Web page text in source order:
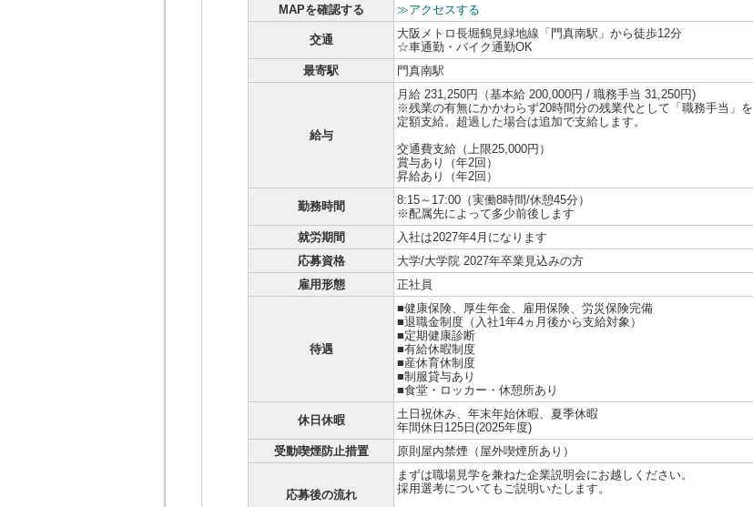
MAPを確認する
≫アクセスする
交通
大阪メトロ長堀鶴見緑地線「門真南駅」から徒歩12分
☆車通勤・バイク通勤OK
最寄駅
門真南駅
給与
月給 231,250円（基本給 200,000円 / 職務手当 31,250円)
※残業の有無にかかわらず20時間分の残業代として「職務手当」を
定額支給。超過した場合は追加で支給します。
交通費支給（上限25,000円）
賞与あり（年2回）
昇給あり（年2回）
勤務時間
8:15～17:00（実働8時間/休憩45分）
※配属先によって多少前後します
就労期間
入社は2027年4月になります
応募資格
大学/大学院 2027年卒業見込みの方
雇用形態
正社員
待遇
■健康保険、厚生年金、雇用保険、労災保険完備
■退職金制度（入社1年4ヵ月後から支給対象）
■定期健康診断
■有給休暇制度
■産休育休制度
■制服貸与あり
■食堂・ロッカー・休憩所あり
休日休暇
土日祝休み、年末年始休暇、夏季休暇
年間休日125日(2025年度)
受動喫煙防止措置
原則屋内禁煙（屋外喫煙所あり）
応募後の流れ
まずは職場見学を兼ねた企業説明会にお越しください。
採用選考についてもご説明いたします。